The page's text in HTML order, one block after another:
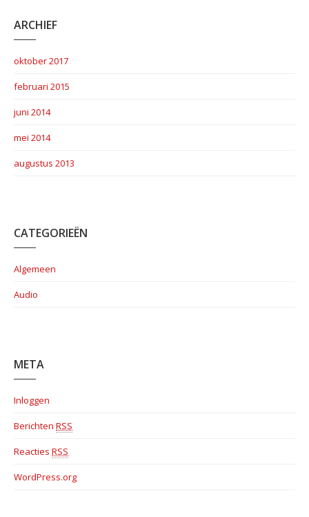
ARCHIEF
oktober 2017
februari 2015
juni 2014
mei 2014
augustus 2013
CATEGORIEËN
Algemeen
Audio
META
Inloggen
Berichten RSS
Reacties RSS
WordPress.org